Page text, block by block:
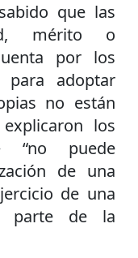
que las
mérito o
por los
adoptar
no están
los
“no puede
de una
de una
parte de la